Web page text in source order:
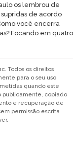
os lembrou de
de acordo
você encerra
Focando em quatro
Todos os direitos
para o seu uso
quando este
publicamente, copiado
e recuperação de
permissão escrita